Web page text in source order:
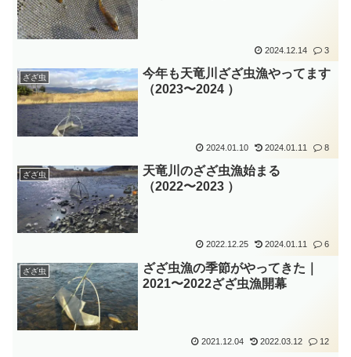
2024.12.14 3
ざざ虫
今年も天竜川ざざ虫漁やってます
（2023〜2024 ）
2024.01.10 2024.01.11 8
ざざ虫
天竜川のざざ虫漁始まる
（2022〜2023 ）
2022.12.25 2024.01.11 6
ざざ虫
ざざ虫漁の季節がやってきた｜
2021〜2022ざざ虫漁開幕
2021.12.04 2022.03.12 12